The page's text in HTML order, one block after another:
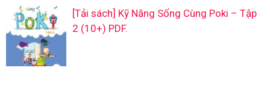
[Tải sách] Kỹ Năng Sống Cùng Poki – Tập
2 (10+) PDF.